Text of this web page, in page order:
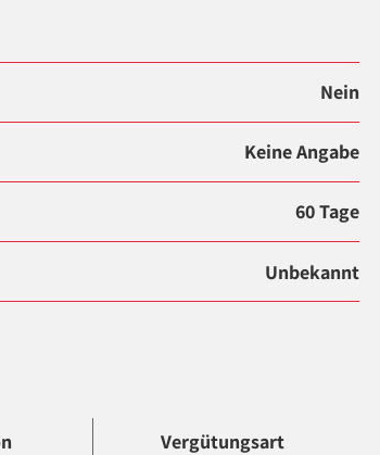
Nein
Keine Angabe
60 Tage
Unbekannt
Vergütungsart